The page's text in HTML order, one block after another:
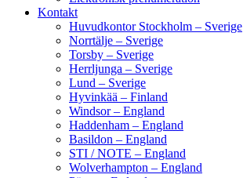
Kontakt
Huvudkontor Stockholm – Sverige
Norrtälje – Sverige
Torsby – Sverige
Herrljunga – Sverige
Lund – Sverige
Hyvinkää – Finland
Windsor – England
Haddenham – England
Basildon – England
STI / NOTE – England
Wolverhampton – England